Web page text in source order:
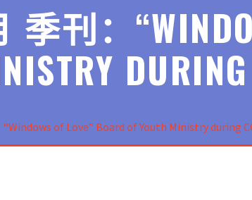
刊：
of Love” Board of Youth Ministry during